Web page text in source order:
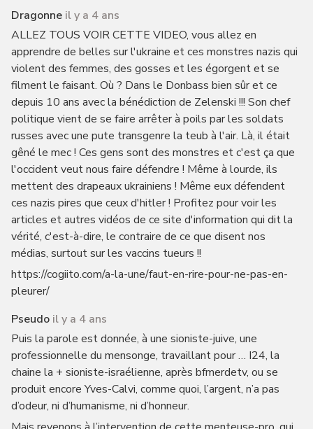
Dragonne il y a 4 ans
ALLEZ TOUS VOIR CETTE VIDEO, vous allez en
apprendre de belles sur l'ukraine et ces monstres nazis qui
violent des femmes, des gosses et les égorgent et se
filment le faisant. Où ? Dans le Donbass bien sûr et ce
depuis 10 ans avec la bénédiction de Zelenski !!! Son chef
politique vient de se faire arrêter à poils par les soldats
russes avec une pute transgenre la teub à l'air. Là, il était
gêné le mec ! Ces gens sont des monstres et c'est ça que
l'occident veut nous faire défendre ! Même à lourde, ils
mettent des drapeaux ukrainiens ! Même eux défendent
ces nazis pires que ceux d'hitler ! Profitez pour voir les
articles et autres vidéos de ce site d'information qui dit la
vérité, c'est-à-dire, le contraire de ce que disent nos
médias, surtout sur les vaccins tueurs !!
https://cogiito.com/a-la-une/faut-en-rire-pour-ne-pas-en-
pleurer/
Pseudo il y a 4 ans
Puis la parole est donnée, à une sioniste-juive, une
professionnelle du mensonge, travaillant pour … I24, la
chaine la + sioniste-israélienne, après bfmerdetv, ou se
produit encore Yves-Calvi, comme quoi, l’argent, n’a pas
d’odeur, ni d’humanisme, ni d’honneur.